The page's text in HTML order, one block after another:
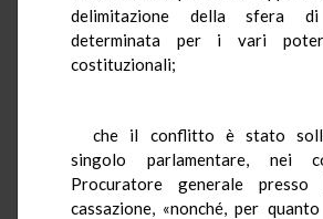
delimitazione della sfera
determinata per i vari
costituzionali;
che il conflitto è stato
singolo parlamentare, nei
Procuratore generale
cassazione, «nonché, per